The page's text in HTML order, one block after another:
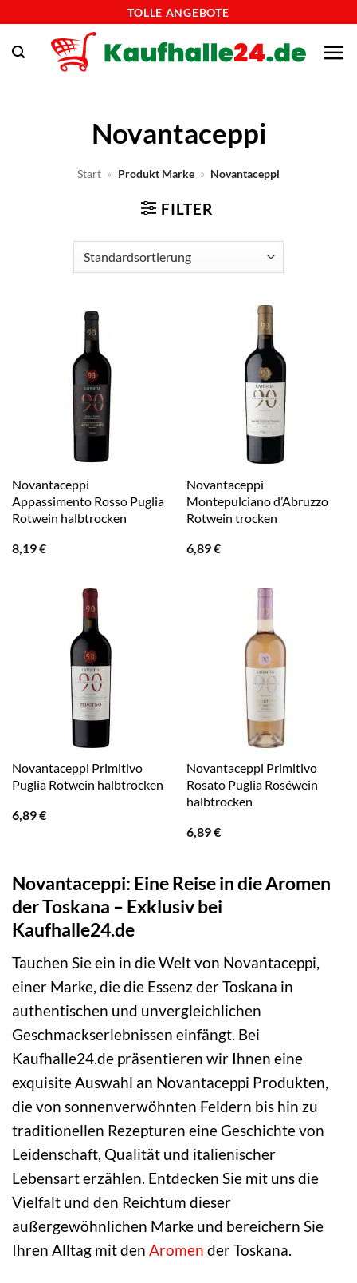
springen
TOLLE ANGEBOTE
Novantaceppi
Start » Produkt Marke » Novantaceppi
FILTER
Novantaceppi
Appassimento Rosso Puglia
Rotwein halbtrocken
8,19€
Novantaceppi
Montepulciano d’Abruzzo
Rotwein trocken
6,89€
Novantaceppi Primitivo
Puglia Rotwein halbtrocken
6,89€
Novantaceppi Primitivo
Rosato Puglia Roséwein
halbtrocken
6,89€
Novantaceppi: Eine Reise in die Aromen
der Toskana – Exklusiv bei
Kaufhalle24.de
Tauchen Sie ein in die Welt von Novantaceppi,
einer Marke, die die Essenz der Toskana in
authentischen und unvergleichlichen
Geschmackserlebnissen einfängt. Bei
Kaufhalle24.de präsentieren wir Ihnen eine
exquisite Auswahl an Novantaceppi Produkten,
die von sonnenverwöhnten Feldern bis hin zu
traditionellen Rezepturen eine Geschichte von
Leidenschaft, Qualität und italienischer
Lebensart erzählen. Entdecken Sie mit uns die
Vielfalt und den Reichtum dieser
außergewöhnlichen Marke und bereichern Sie
Ihren Alltag mit den Aromen der Toskana.